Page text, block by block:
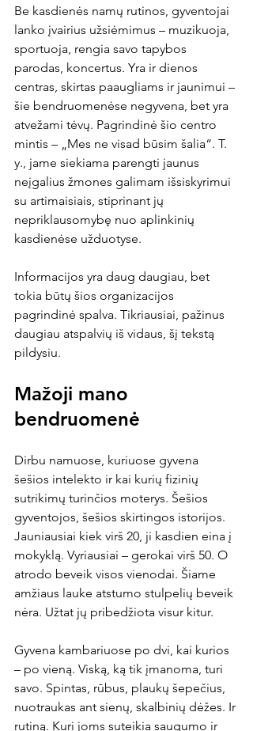
Be kasdienės namų rutinos, gyventojai
lanko įvairius užsiėmimus – muzikuoja,
sportuoja, rengia savo tapybos
parodas, koncertus. Yra ir dienos
centras, skirtas paaugliams ir jaunimui –
šie bendruomenėse negyvena, bet yra
atvežami tėvų. Pagrindinė šio centro
mintis – „Mes ne visad būsim šalia“. T.
y., jame siekiama parengti jaunus
neįgalius žmones galimam išsiskyrimui
su artimaisiais, stiprinant jų
nepriklausomybę nuo aplinkinių
kasdienėse užduotyse.
Informacijos yra daug daugiau, bet
tokia būtų šios organizacijos
pagrindinė spalva. Tikriausiai, pažinus
daugiau atspalvių iš vidaus, šį tekstą
pildysiu.
Mažoji mano
bendruomenė
Dirbu namuose, kuriuose gyvena
šešios intelekto ir kai kurių fizinių
sutrikimų turinčios moterys. Šešios
gyventojos, šešios skirtingos istorijos.
Jauniausiai kiek virš 20, ji kasdien eina į
mokyklą. Vyriausiai – gerokai virš 50. O
atrodo beveik visos vienodai. Šiame
amžiaus lauke atstumo stulpelių beveik
nėra. Užtat jų pribedžiota visur kitur.
Gyvena kambariuose po dvi, kai kurios
– po vieną. Viską, ką tik įmanoma, turi
savo. Spintas, rūbus, plaukų šepečius,
nuotraukas ant sienų, skalbinių dėžes. Ir
rutiną. Kuri joms suteikia saugumo ir